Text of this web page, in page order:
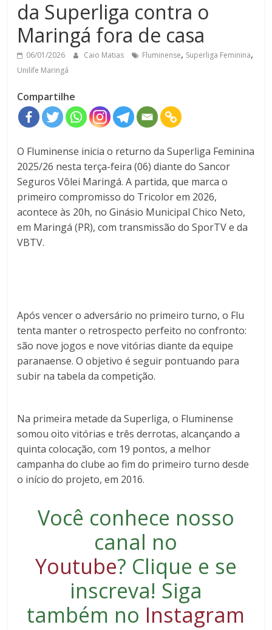
da Superliga contra o
Maringá fora de casa
06/01/2026 Caio Matias Fluminense, Superliga Feminina,
Unilife Maringá
Compartilhe
O Fluminense inicia o returno da Superliga Feminina
2025/26 nesta terça-feira (06) diante do Sancor
Seguros Vôlei Maringá. A partida, que marca o
primeiro compromisso do Tricolor em 2026,
acontece às 20h, no Ginásio Municipal Chico Neto,
em Maringá (PR), com transmissão doSporTVe da
VBTV.
Após vencer o adversário no primeiro turno, o Flu
tenta manter o retrospecto perfeito no confronto:
são nove jogos e nove vitórias diante da equipe
paranaense. O objetivo é seguir pontuando para
subir na tabela da competição.
Na primeira metade da Superliga, o Fluminense
somouoito vitórias e três derrotas, alcançando a
quinta colocação, com 19 pontos, a melhor
campanha do clube ao fim do primeiro turno desde
o início do projeto, em 2016.
Você conhece nosso
canal no
Youtube? Clique e se
inscreva! Siga
também no Instagram